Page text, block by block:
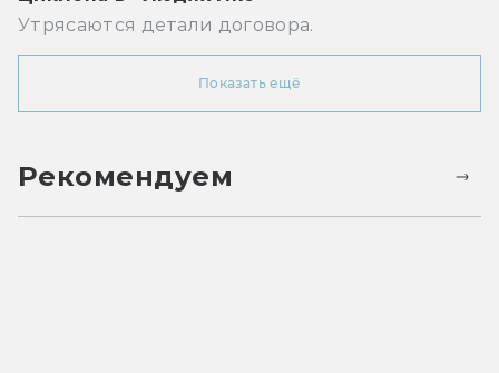
Утрясаются детали договора.
Показать ещё
Рекомендуем